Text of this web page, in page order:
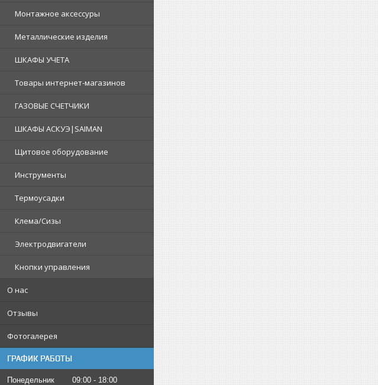
Монтажное аксессуры
Металлические изделия
ШКАФЫ УЧЕТА
Товары интернет-магазинов
ГАЗОВЫЕ СЧЕТЧИКИ
ШКАФЫ АСКУЭ|SAIMAN
Щитовое оборудование
Инструменты
Термоусадки
Клема/Сизы
Электродвигатели
Кнопки управления
О нас
Отзывы
Фотогалерея
ГРАФИК РАБОТЫ
Понедельник 09:00
18:00